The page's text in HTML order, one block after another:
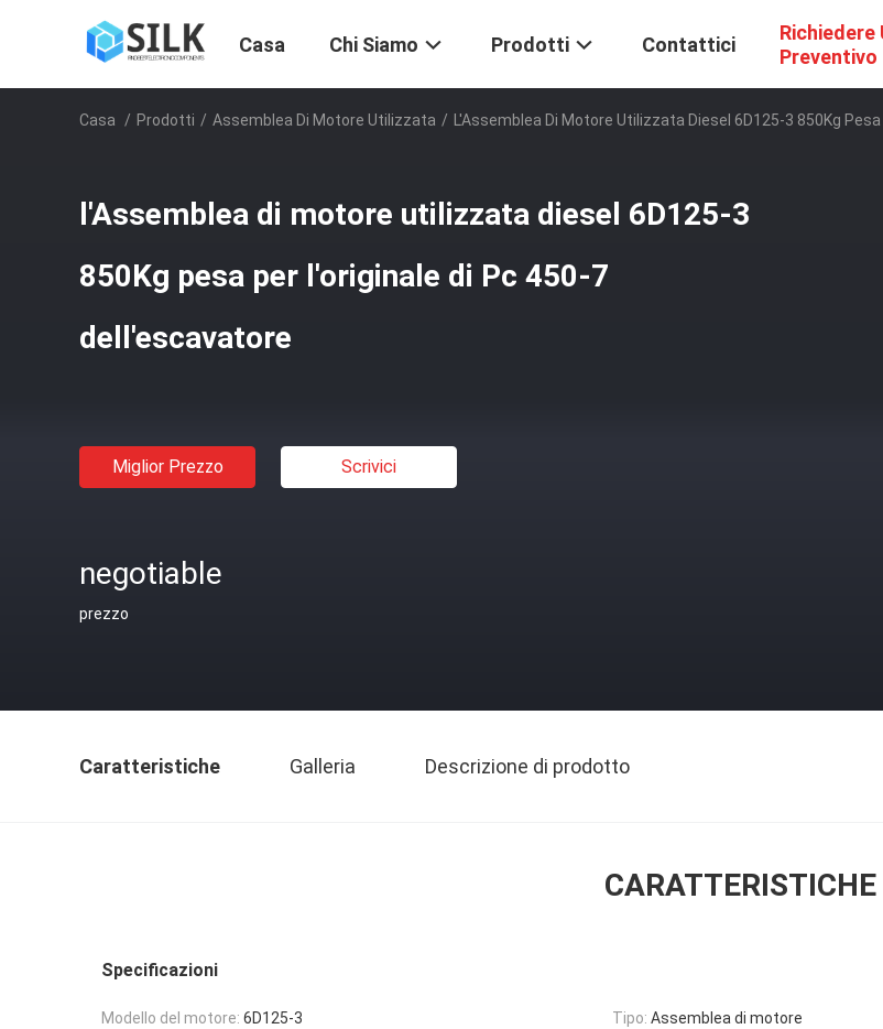
Casa Chi Siamo Prodotti Contattici
Richiedere
Preventivo
Casa / Prodotti / Assemblea Di Motore Utilizzata / L'Assemblea Di Motore Utilizzata Diesel 6D125-3 850Kg
l'Assemblea di motore utilizzata diesel 6D125-3
850Kg pesa per l'originale di Pc 450-7
dell'escavatore
Miglior Prezzo Scrivici
negotiable
prezzo
Caratteristiche Galleria Descrizione di prodotto
CARATTERISTICHE
Specificazioni
Modello del motore: 6D125-3 Tipo: Assemblea di motore